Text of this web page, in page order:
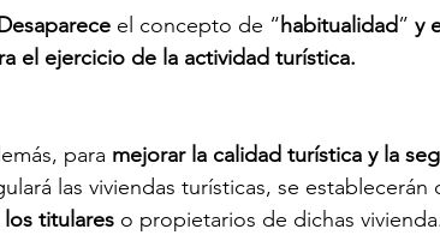
el concepto de “habitualidad” y
el ejercicio de la actividad turística.
para mejorar la calidad turística y la
las viviendas turísticas, se establecerán
titulares o propietarios de dichas